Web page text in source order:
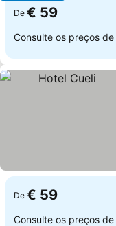
De € 59
Consulte os preços de
De € 59
Consulte os preços de